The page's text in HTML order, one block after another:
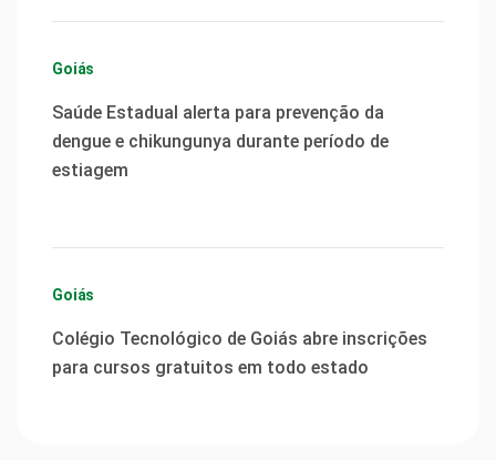
Goiás
Saúde Estadual alerta para prevenção da
dengue e chikungunya durante período de
estiagem
Goiás
Colégio Tecnológico de Goiás abre inscrições
para cursos gratuitos em todo estado